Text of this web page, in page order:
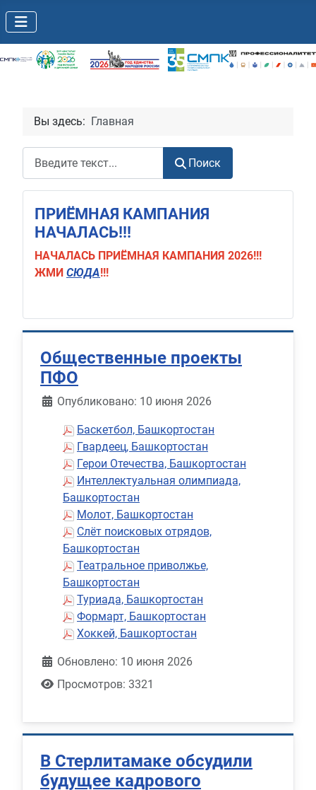
Вы здесь: Главная
Поиск
ПРИЁМНАЯ КАМПАНИЯ
НАЧАЛАСЬ!!!
НАЧАЛАСЬ ПРИЁМНАЯ КАМПАНИЯ 2026!!!
ЖМИ СЮДА!!!
Общественные проекты
ПФО
Информация о материале
Опубликовано: 10 июня 2026
Баскетбол, Башкортостан
Гвардеец, Башкортостан
Герои Отечества, Башкортостан
Интеллектуальная олимпиада,
Башкортостан
Молот, Башкортостан
Слёт поисковых отрядов,
Башкортостан
Театральное приволжье,
Башкортостан
Туриада, Башкортостан
Формарт, Башкортостан
Хоккей, Башкортостан
Обновлено: 10 июня 2026
Просмотров: 3321
В Стерлитамаке обсудили
будущее кадрового